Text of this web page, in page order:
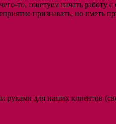
то, советуем начать работу
признавать, но
для наших клиентов